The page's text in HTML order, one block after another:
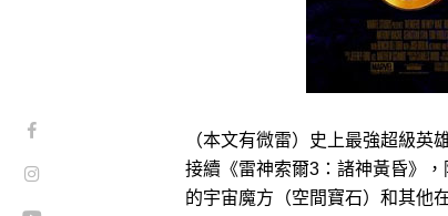
（本文有微雷）史上最強超級
接續《雷神索爾3：諸神黃昏》
的宇宙魔方（空間寶石）和其他